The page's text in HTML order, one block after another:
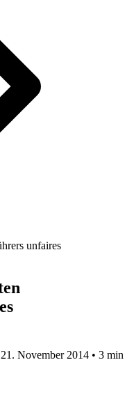
unfaires
21. November 2014 • 3 min